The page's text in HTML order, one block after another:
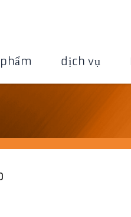
dịch vụ